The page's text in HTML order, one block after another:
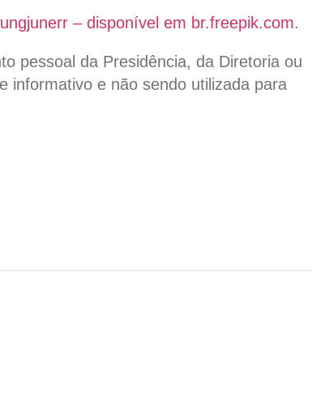
– disponível em br.freepik.com.
pessoal da Presidência, da Diretoria ou
informativo e não sendo utilizada para